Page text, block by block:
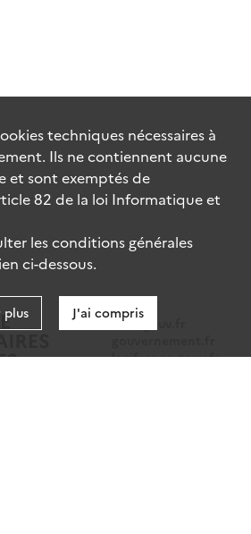
data.gouv.fr
legifrance.gouv.fr
techniques nécessaires à
Ils ne contiennent aucune
et sont exemptés de
82 de la loi Informatique et
les conditions générales
ci-dessous.
plus J'ai compris